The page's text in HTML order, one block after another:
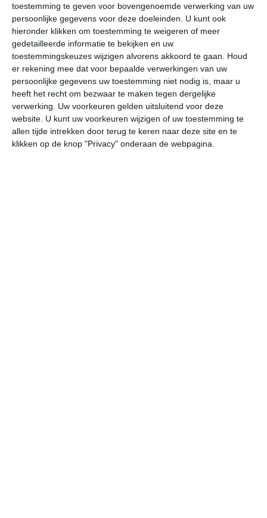
toestemming te geven voor bovengenoemde verwerking van uw
persoonlijke gegevens voor deze doeleinden. U kunt ook
hieronder klikken om toestemming te weigeren of meer
gedetailleerde informatie te bekijken en uw
toestemmingskeuzes wijzigen alvorens akkoord te gaan.
Houd
er rekening mee dat voor bepaalde verwerkingen van uw
persoonlijke gegevens uw toestemming niet nodig is, maar u
heeft het recht om bezwaar te maken tegen dergelijke
verwerking. Uw voorkeuren gelden uitsluitend voor deze
website. U kunt uw voorkeuren wijzigen of uw toestemming te
allen tijde intrekken door terug te keren naar deze site en te
klikken op de knop "Privacy" onderaan de webpagina.
27° 27° 16° 28° 12°
21°C 19°C 18°C
20:00 23:00 02:00 05:00 08:00
20:00 23:00 02:00 05:00 08:00